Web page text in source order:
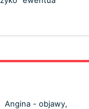
Angina - objawy,